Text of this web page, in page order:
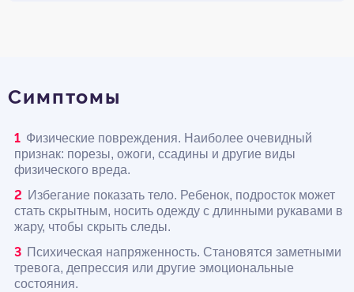
Симптомы
Физические повреждения. Наиболее очевидный
признак: порезы, ожоги, ссадины и другие виды
физического вреда.
Избегание показать тело. Ребенок, подросток может
стать скрытным, носить одежду с длинными рукавами в
жару, чтобы скрыть следы.
Психическая напряженность. Становятся заметными
тревога, депрессия или другие эмоциональные
состояния.